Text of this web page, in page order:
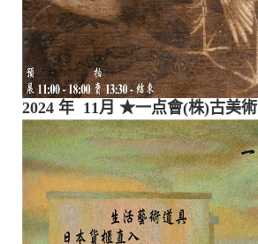
2024 年 11月 ★一点會(株)古美術